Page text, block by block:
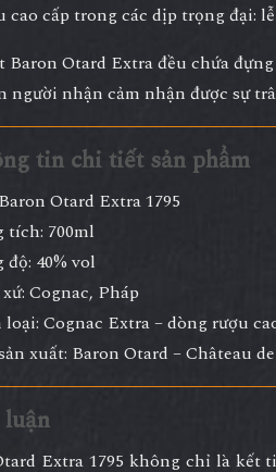
cao cấp trong các dịp trọng đại:
Baron Otard Extra đều chứa
người nhận cảm nhận được sự
tin chi tiết sản phẩm
Baron Otard Extra 1795
tích: 700ml
độ: 40% vol
Cognac, Pháp
loại: Cognac Extra – dòng rượu
xuất: Baron Otard – Château
Extra 1795 không chỉ là kết